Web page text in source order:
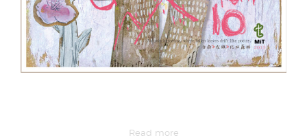
Read more